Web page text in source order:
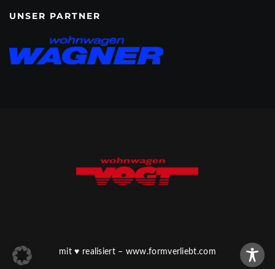
UNSER PARTNER
mit♥ realisiert – www.formverliebt.com